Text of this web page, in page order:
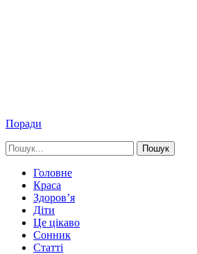
Поради
Головне
Краса
Здоров’я
Діти
Це цікаво
Сонник
Статті